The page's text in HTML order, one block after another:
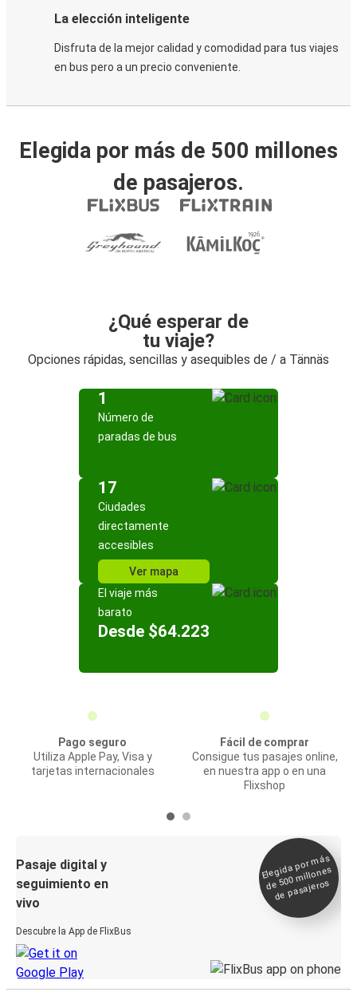
La elección inteligente
Disfruta de la mejor calidad y comodidad para tus viajes
en bus pero a un precio conveniente.
Elegida por más de 500 millones
de pasajeros.
¿Qué esperar de
tu viaje?
Opciones rápidas, sencillas y asequibles de / a Tännäs
1
Número de
paradas de bus
17
Ciudades
directamente
accesibles
Ver mapa
El viaje más
barato
Desde $64.223
Pago seguro
Utiliza Apple Pay, Visa y
tarjetas internacionales
Fácil de comprar
Consigue tus pasajes online,
en nuestra app o en una
Flixshop
Pasaje digital y
seguimiento en
vivo
Descubre la App de FlixBus
Elegida por
más
de 500
millones
de pasajeros